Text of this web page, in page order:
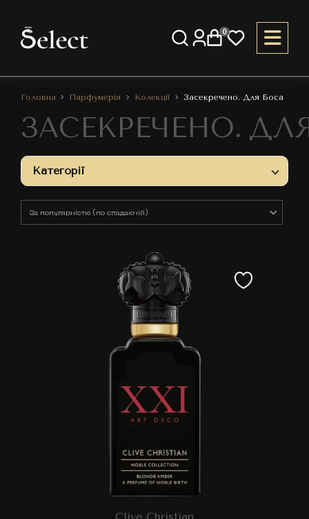
0
Головна Парфумерія Колекції Засекречено. Для Боса
ЗАСЕКРЕЧЕНО.
Категорії